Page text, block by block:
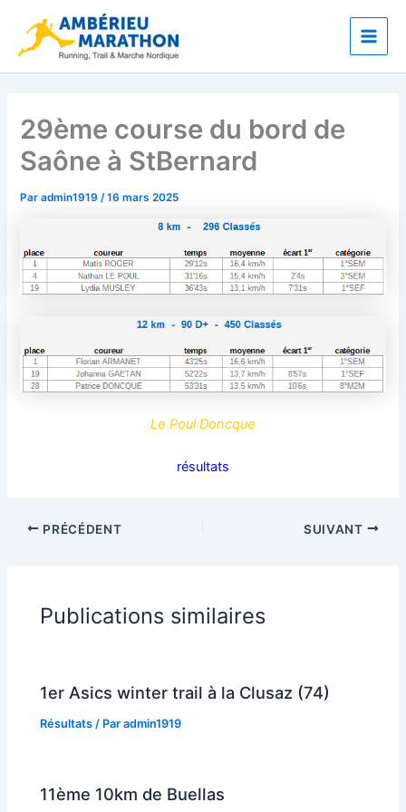
contenu
Main
29ème course du bord de
Saône à StBernard
Paradmin1919/16 mars 2025
Le Poul Doncque
résultats
PRÉCÉDENT SUIVANT
Publications similaires
1er Asics winter trail à la Clusaz (74)
Résultats / Paradmin1919
11ème 10km de Buellas